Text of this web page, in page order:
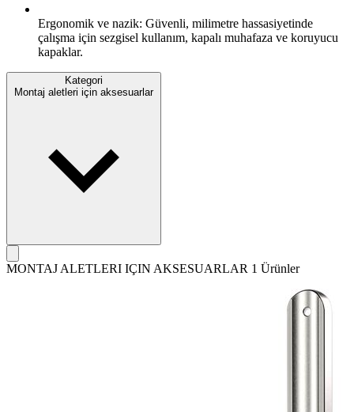
Ergonomik ve nazik: Güvenli, milimetre hassasiyetinde
çalışma için sezgisel kullanım, kapalı muhafaza ve koruyucu
kapaklar.
Kategori
Montaj aletleri için aksesuarlar
MONTAJ ALETLERI IÇIN AKSESUARLAR 1 Ürünler